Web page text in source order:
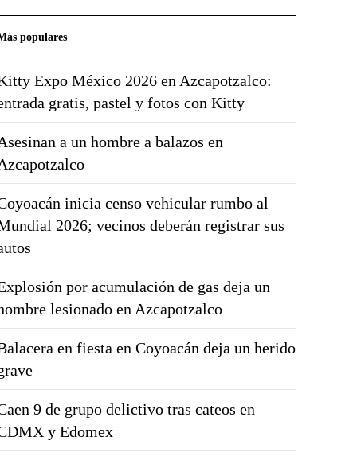
populares
Expo México 2026 en Azcapotzalco:
gratis, pastel y fotos con Kitty
a un hombre a balazos en
inicia censo vehicular rumbo al
2026; vecinos deberán registrar sus
por acumulación de gas deja un
lesionado en Azcapotzalco
en fiesta en Coyoacán deja un herido
9 de grupo delictivo tras cateos en
y Edomex